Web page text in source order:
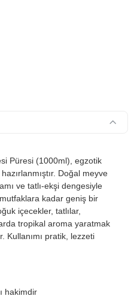
Püresi (1000ml), egzotik
Doğal meyve
ve tatlı-ekşi dengesiyle
kadar geniş bir
içecekler, tatlılar,
tropikal aroma yaratmak
Kullanımı pratik, lezzeti
hakimdir